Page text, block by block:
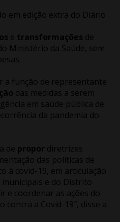
em edição extra do Diário
e transformações de
Ministério da Saúde, sem
a função de representante
das medidas a serem
em saúde pública de
da pandemia do
de propor diretrizes
das políticas de
à covid-19, em articulação
e do Distrito
e coordenar as ações do
contra a Covid-19″, disse a